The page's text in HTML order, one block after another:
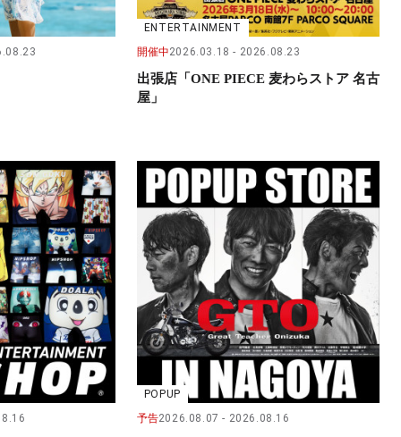
ENTERTAINMENT
開催中2026.03.18 2026.08.23
出張店「ONE PIECE 麦わらストア 名古
屋」
POPUP
予告2026.08.07 2026.08.16